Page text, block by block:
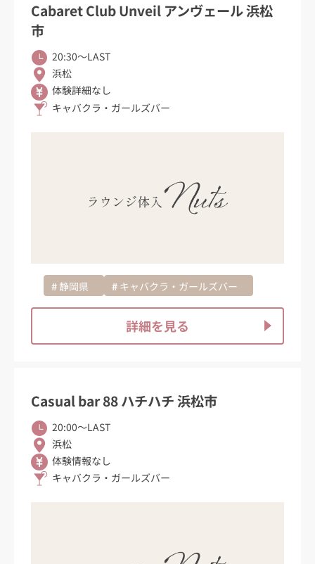
Cabaret Club Unveil アンヴェール 浜松
市
20:30〜LAST
浜松
体験詳細なし
キャバクラ・ガールズバー
静岡県 キャバクラ・ガールズバー
詳細を見る
Casual bar 88 ハチハチ 浜松市
20:00〜LAST
浜松
体験情報なし
キャバクラ・ガールズバー